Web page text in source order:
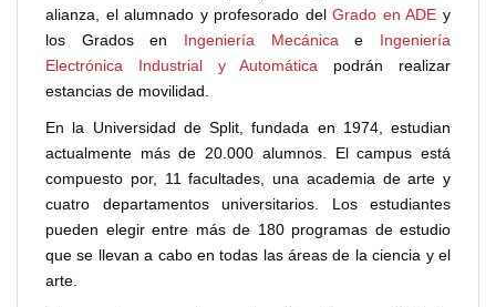
alianza, el alumnado y profesorado delGrado en ADE y
los Grados en Ingeniería Mecánica e Ingeniería
Electrónica Industrial y Automática podrán realizar
estancias de movilidad.
En la Universidad de Split, fundada en 1974, estudian
actualmente más de 20.000 alumnos. El campus está
compuesto por, 11 facultades, una academia de arte y
cuatro departamentos universitarios. Los estudiantes
pueden elegir entre más de 180 programas de estudio
que se llevan a cabo en todas las áreas de la ciencia y el
arte.